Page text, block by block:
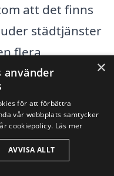
att det finns
städtjänster
flera
man kan få
Det kan
alternativ för
och den
behov.
×
använder
för att förbättra
vår webbplats samtycker
cookiepolicy. Läs mer
AVVISA ALLT